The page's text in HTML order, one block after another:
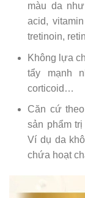
màu da
acid,
tretinoin,
Không lựa
tẩy mạnh
corticoid…
Căn cứ
sản phẩm
Ví dụ da
chứa hoạt